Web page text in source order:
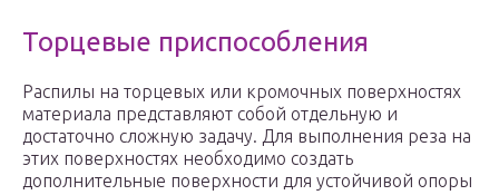
Торцевые приспособления
Распилы на торцевых или кромочных поверхностях
материала представляют собой отдельную и
достаточно сложную задачу. Для выполнения реза на
этих поверхностях необходимо создать
дополнительные поверхности для устойчивой опоры